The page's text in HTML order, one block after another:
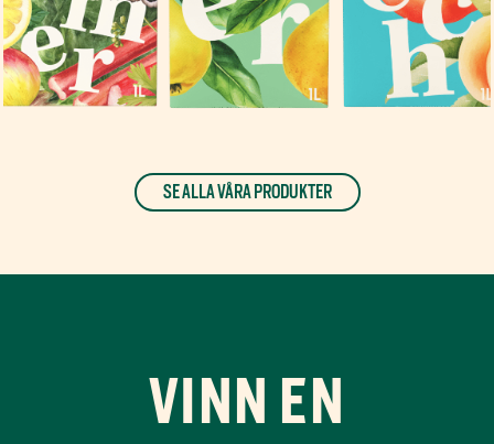
SE ALLA VÅRA PRODUKTER
VINN EN